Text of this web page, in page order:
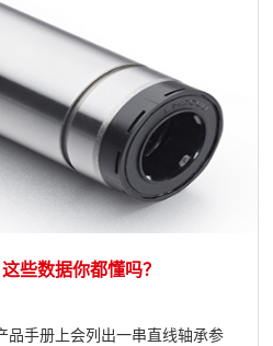
些数据你都懂吗？
品手册上会列出一串直线轴承参